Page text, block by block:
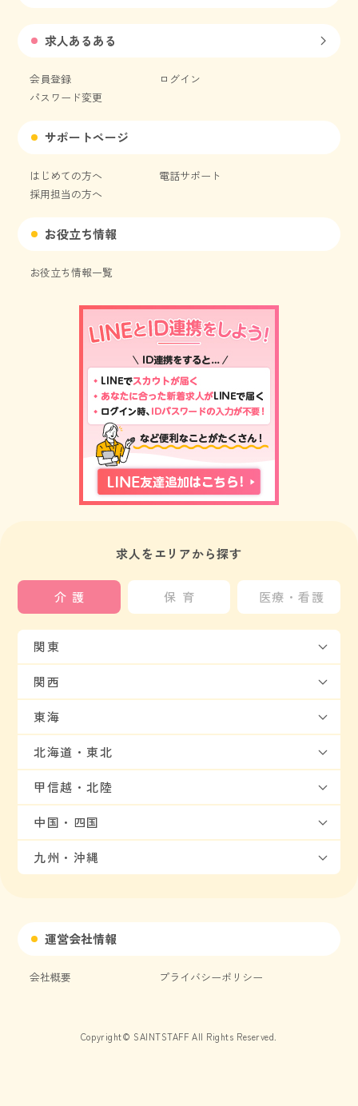
求人あるある
会員登録
ログイン
パスワード変更
サポートページ
はじめての方へ
電話サポート
採用担当の方へ
お役立ち情報
お役立ち情報一覧
求人をエリアから探す
介護 保育 医療・看護
関東
関西
東海
北海道・東北
甲信越・北陸
中国・四国
九州・沖縄
運営会社情報
会社概要 プライバシーポリシー
Copyright© SAINTSTAFF All Rights Reserved.